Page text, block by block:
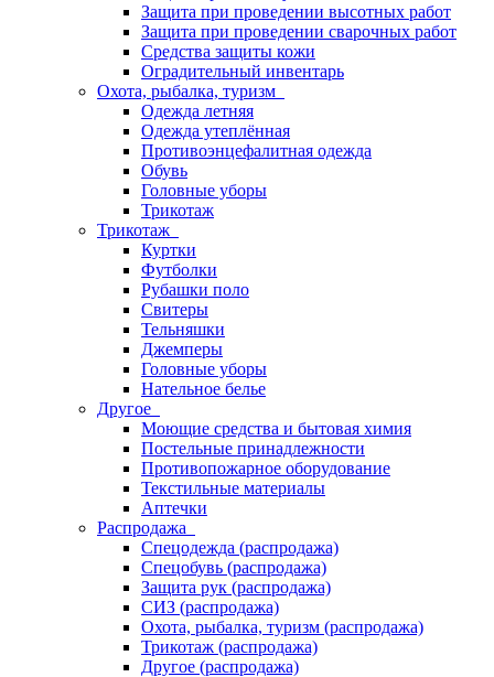
Защита при проведении высотных работ
Защита при проведении сварочных работ
Средства защиты кожи
Оградительный инвентарь
Охота, рыбалка, туризм
Одежда летняя
Одежда утеплённая
Противоэнцефалитная одежда
Обувь
Головные уборы
Трикотаж
Трикотаж
Куртки
Футболки
Рубашки поло
Свитеры
Тельняшки
Джемперы
Головные уборы
Нательное белье
Другое
Моющие средства и бытовая химия
Постельные принадлежности
Противопожарное оборудование
Текстильные материалы
Аптечки
Распродажа
Спецодежда (распродажа)
Спецобувь (распродажа)
Защита рук (распродажа)
СИЗ (распродажа)
Охота, рыбалка, туризм (распродажа)
Трикотаж (распродажа)
Другое (распродажа)